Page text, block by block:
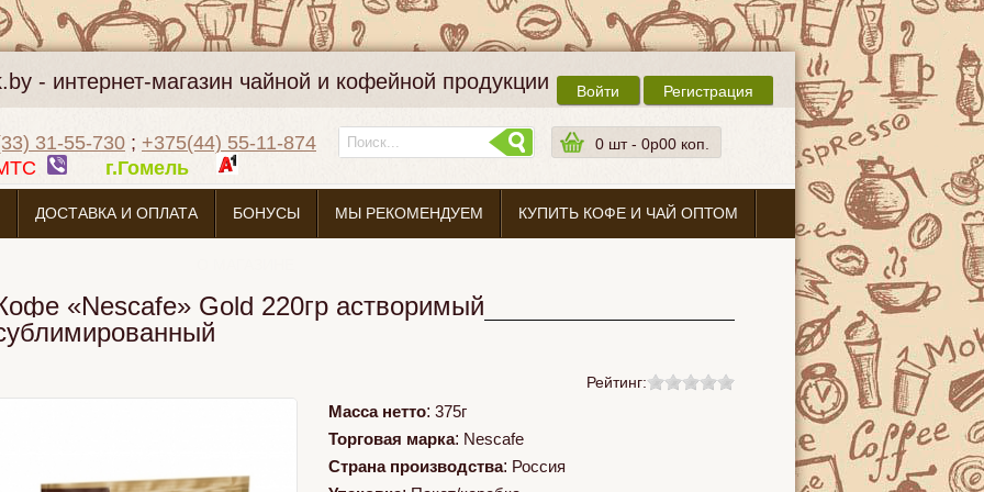
- интернет-магазин чайной и кофейной продукции Войти Регистрация
31-55-730 ; +375(44) 55-11-874
г.Гомель
0 шт - 0p00 коп.
ДОСТАВКА И ОПЛАТА БОНУСЫ МЫ РЕКОМЕНДУЕМ КУПИТЬ КОФЕ И ЧАЙ ОПТОМ
«Nescafe» Gold 220гр астворимый
Рейтинг:
Масса нетто: 375г
Торговая марка: Nescafe
Страна производства: Россия